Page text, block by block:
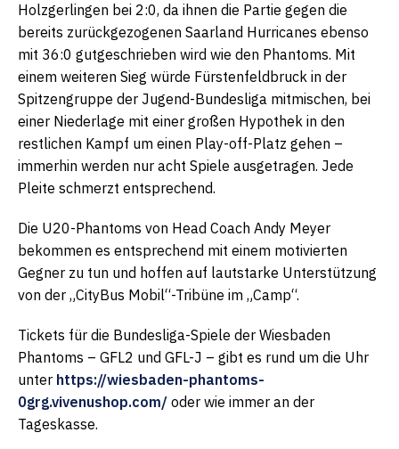
Holzgerlingen bei 2:0, da ihnen die Partie gegen die
bereits zurückgezogenen Saarland Hurricanes ebenso
mit 36:0 gutgeschrieben wird wie den Phantoms. Mit
einem weiteren Sieg würde Fürstenfeldbruck in der
Spitzengruppe der Jugend-Bundesliga mitmischen, bei
einer Niederlage mit einer großen Hypothek in den
restlichen Kampf um einen Play-off-Platz gehen –
immerhin werden nur acht Spiele ausgetragen. Jede
Pleite schmerzt entsprechend.
Die U20-Phantoms von Head Coach Andy Meyer
bekommen es entsprechend mit einem motivierten
Gegner zu tun und hoffen auf lautstarke Unterstützung
von der „CityBus Mobil“-Tribüne im „Camp“.
Tickets für die Bundesliga-Spiele der Wiesbaden
Phantoms – GFL2 und GFL-J – gibt es rund um die Uhr
unter https://wiesbaden-phantoms-
0grg.vivenushop.com/ oder wie immer an der
Tageskasse.